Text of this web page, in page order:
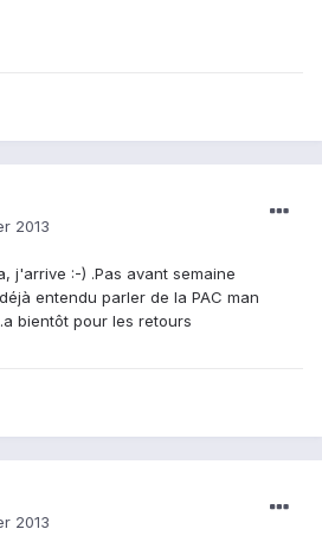
2013
j'arrive :-) .Pas avant semaine
entendu parler de la PAC man
bientôt pour les retours
2013